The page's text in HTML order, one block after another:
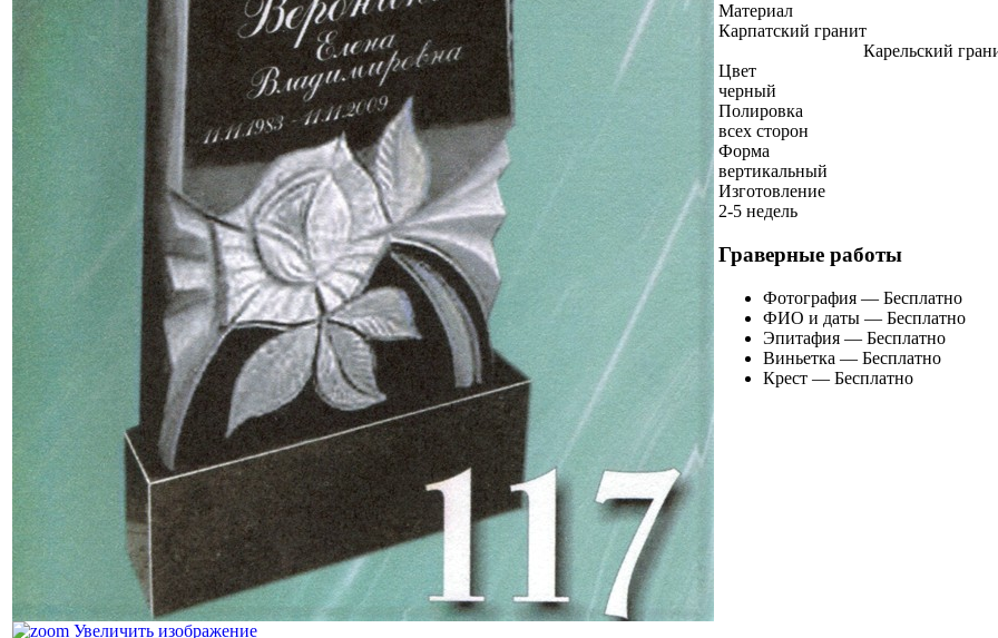
Увеличить изображение
Материал
Карпатский гранит
Карельский
Цвет
черный
Полировка
всех сторон
Форма
вертикальный
Изготовление
2-5 недель
Граверные работы
Фотография — Бесплатно
ФИО и даты — Бесплатно
Эпитафия — Бесплатно
Виньетка — Бесплатно
Крест — Бесплатно